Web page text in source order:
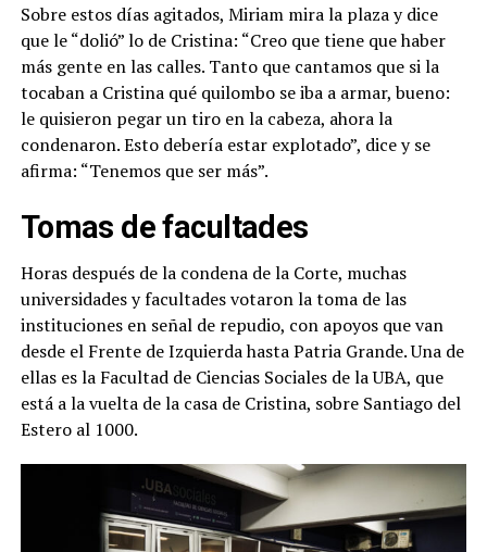
Sobre estos días agitados, Miriam mira la plaza y dice
que le “dolió” lo de Cristina: “Creo que tiene que haber
más gente en las calles. Tanto que cantamos que si la
tocaban a Cristina qué quilombo se iba a armar, bueno:
le quisieron pegar un tiro en la cabeza, ahora la
condenaron. Esto debería estar explotado”, dice y se
afirma: “Tenemos que ser más”.
Tomas de facultades
Horas después de la condena de la Corte, muchas
universidades y facultades votaron la toma de las
instituciones en señal de repudio, con apoyos que van
desde el Frente de Izquierda hasta Patria Grande. Una de
ellas es la Facultad de Ciencias Sociales de la UBA, que
está a la vuelta de la casa de Cristina, sobre Santiago del
Estero al 1000.